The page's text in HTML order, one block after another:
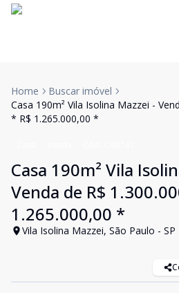
Home
Buscar imóvel
Casa 190m² Vila Isolina Mazzei -
* R$ 1.265.000,00 *
Casa 190m² Vila
Venda de R$
1.265.000,00 *
Vila Isolina Mazzei, São Paulo - SP